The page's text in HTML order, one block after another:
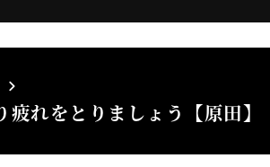
疲れをとりましょう【原田】